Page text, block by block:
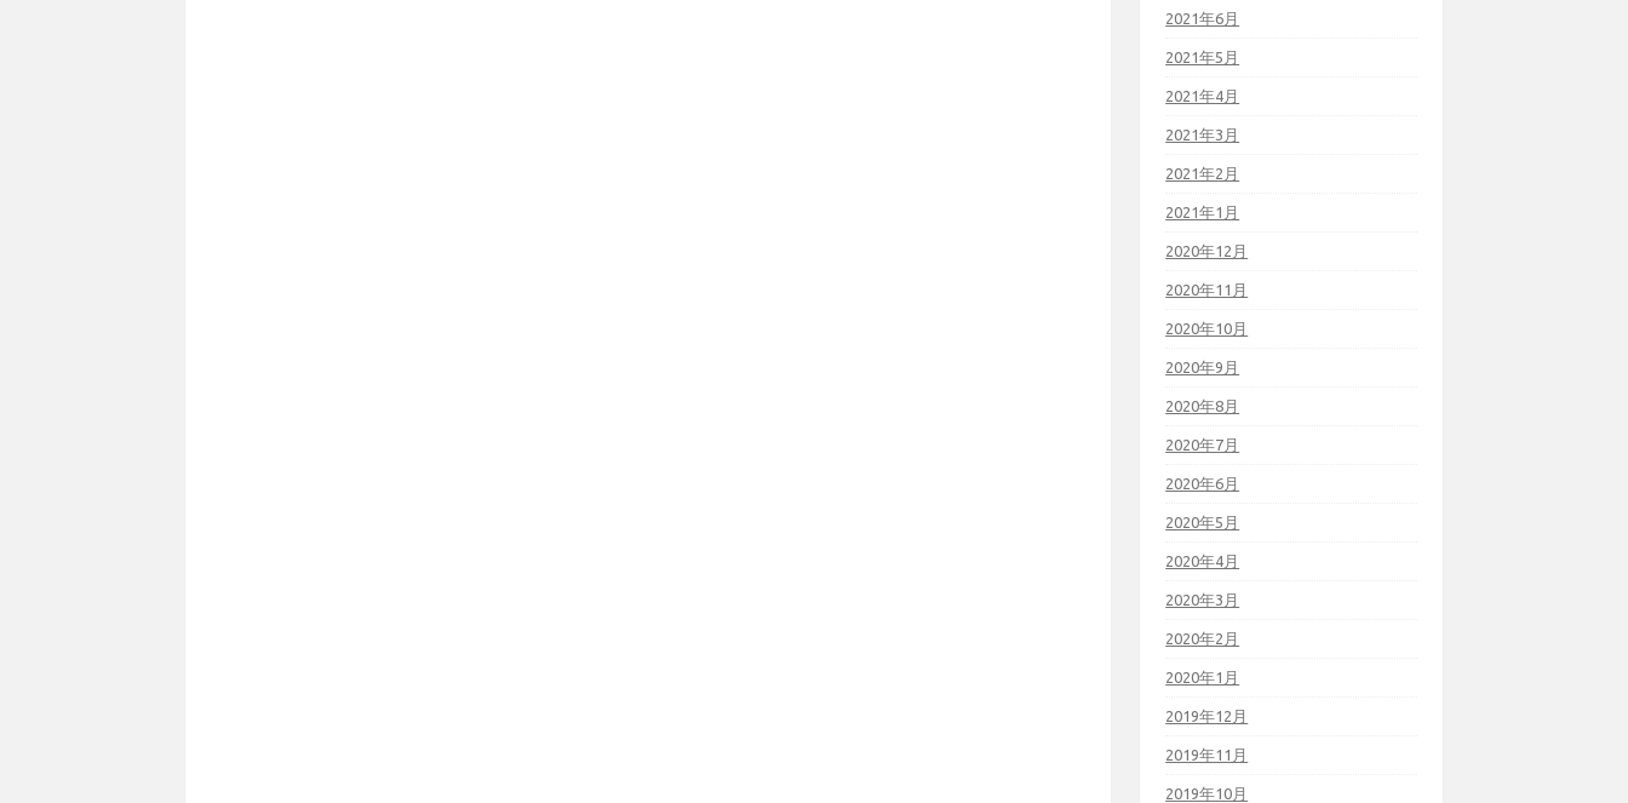
2021年6月
2021年5月
2021年4月
2021年3月
2021年2月
2021年1月
2020年12月
2020年11月
2020年10月
2020年9月
2020年8月
2020年7月
2020年6月
2020年5月
2020年4月
2020年3月
2020年2月
2020年1月
2019年12月
2019年11月
2019年10月